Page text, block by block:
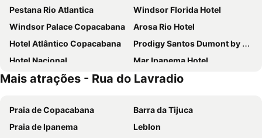
Pestana Rio Atlantica
Windsor Florida Hotel
Windsor Palace Copacabana
Arosa Rio Hotel
Hotel Atlântico Copacabana
Prodigy Santos Dumont by Wish
Hotel Nacional
Mar Ipanema Hotel
Hilton Rio de Janeiro Copacabana
Hotel Atlântico Rio
Sheraton Grand Rio Hotel & Resort
Windsor Oceanico
Vila Galé Rio de Janeiro
ibis budget RJ Praia de Botafogo
Mais atrações - Rua do Lavradio
Praia de Copacabana
Barra da Tijuca
Praia de Ipanema
Leblon